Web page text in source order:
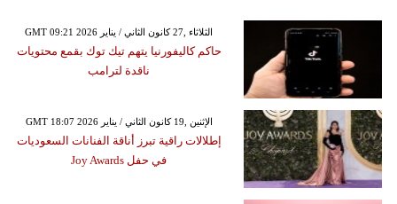
GMT 09:21 2026 الثلاثاء ,27 كانون الثاني / يناير
حاكم كاليفورنيا يتهم تيك توك بقمع محتويات
ناقدة لترامب
GMT 18:07 2026 الإثنين ,19 كانون الثاني / يناير
إطلالات راقية تبرز أناقة الفنانات السعوديات
في حفل Joy Awards